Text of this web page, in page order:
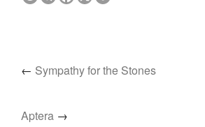
← Sympathy for the Stones
Aptera →